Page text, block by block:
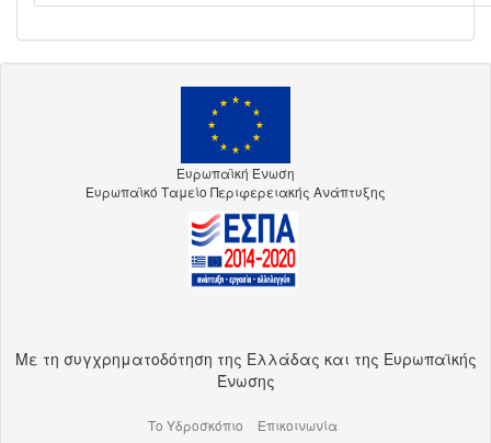
Ευρωπαϊκή Ένωση
Ευρωπαϊκό Ταμείο Περιφερειακής Ανάπτυξης
Με τη συγχρηματοδότηση της Ελλάδας και της Ευρωπαϊκής
Ένωσης
Το Υδροσκόπιο Επικοινωνία